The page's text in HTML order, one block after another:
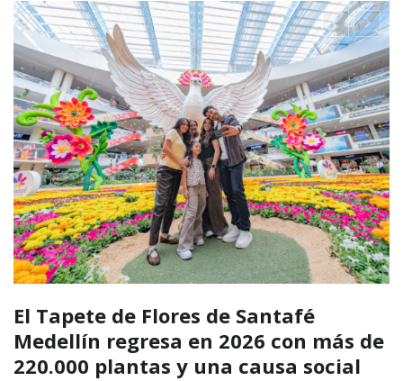
El Tapete de Flores de Santafé
Medellín regresa en 2026 con más de
220.000 plantas y una causa social